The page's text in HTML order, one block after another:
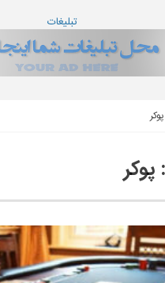
تبلیغات
پوکر
پوکر